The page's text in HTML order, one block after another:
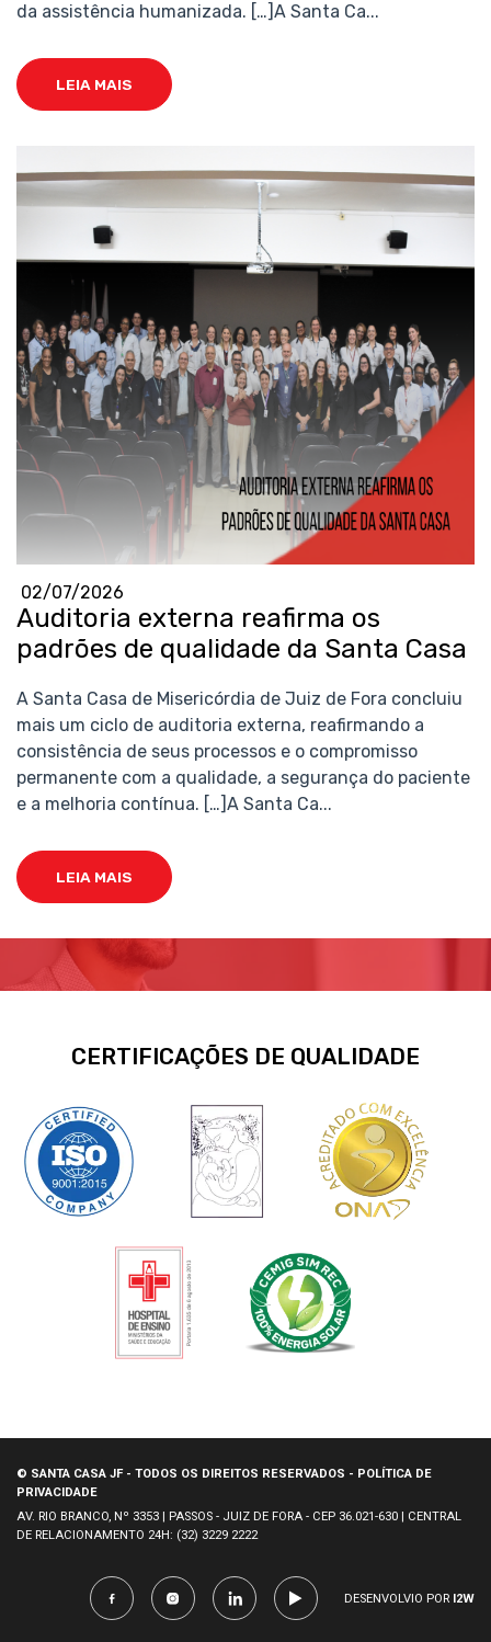
da assistência humanizada. […]A Santa Ca...
LEIA MAIS
02/07/2026
Auditoria externa reafirma os
padrões de qualidade da Santa Casa
A Santa Casa de Misericórdia de Juiz de Fora concluiu
mais um ciclo de auditoria externa, reafirmando a
consistência de seus processos e o compromisso
permanente com a qualidade, a segurança do paciente
e a melhoria contínua. […]A Santa Ca...
LEIA MAIS
CERTIFICAÇÕES DE QUALIDADE
© SANTA CASA JF - TODOS OS DIREITOS RESERVADOS - POLÍTICA DE
PRIVACIDADE
AV. RIO BRANCO, Nº 3353 | PASSOS - JUIZ DE FORA - CEP 36.021-630 | CENTRAL
DE RELACIONAMENTO 24H: (32) 3229 2222
DESENVOLVIO POR I2W